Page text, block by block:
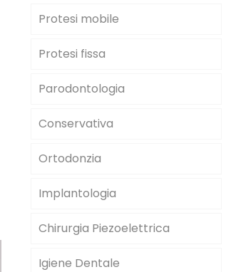
Protesi mobile
Protesi fissa
Parodontologia
Conservativa
Ortodonzia
Implantologia
Chirurgia Piezoelettrica
Igiene Dentale